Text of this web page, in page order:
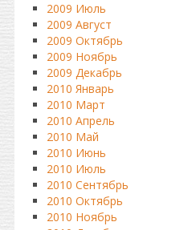
2009 Июль
2009 Август
2009 Октябрь
2009 Ноябрь
2009 Декабрь
2010 Январь
2010 Март
2010 Апрель
2010 Май
2010 Июнь
2010 Июль
2010 Сентябрь
2010 Октябрь
2010 Ноябрь